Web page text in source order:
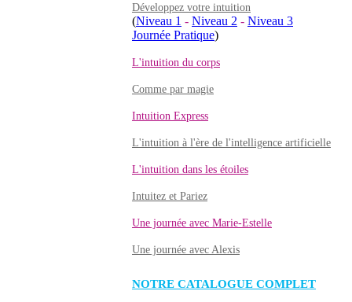
Développez votre intuition
(Niveau 1 - Niveau 2 - Niveau 3
Journée Pratique)
L'intuition du corps
Comme par magie
Intuition Express
L'intuition à l'ère de l'intelligence artificielle
L'intuition dans les étoiles
Intuitez et Pariez
Une journée avec Marie-Estelle
Une journée avec Alexis
NOTRE CATALOGUE COMPLET